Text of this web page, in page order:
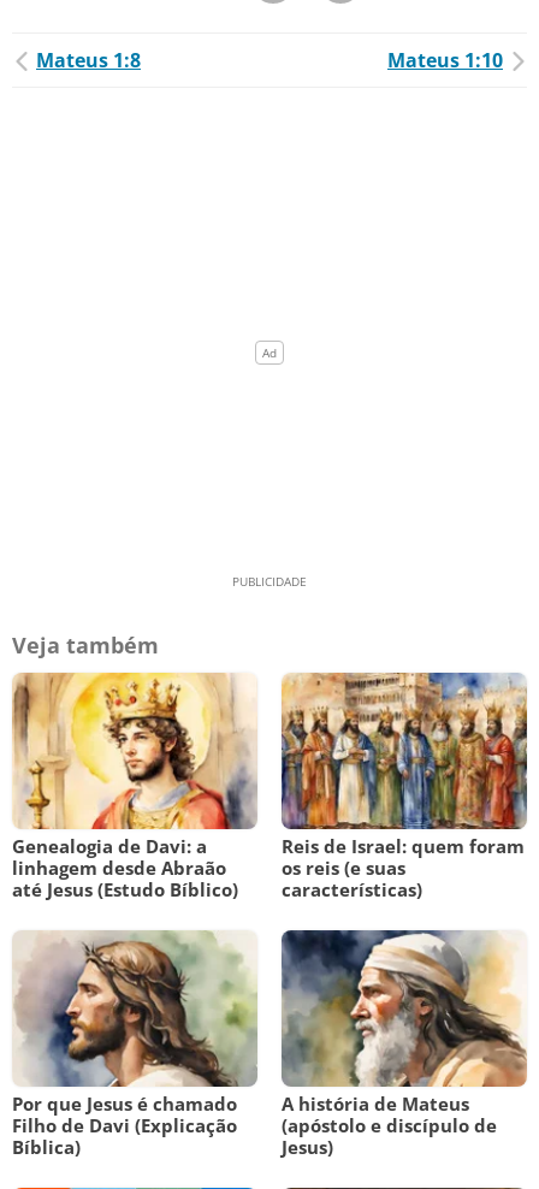
Mateus 1:8 Mateus 1:10
Veja também
Genealogia de Davi: a
linhagem desde Abraão
até Jesus (Estudo Bíblico)
Reis de Israel: quem foram
os reis (e suas
características)
Por que Jesus é chamado
Filho de Davi (Explicação
Bíblica)
A história de Mateus
(apóstolo e discípulo de
Jesus)